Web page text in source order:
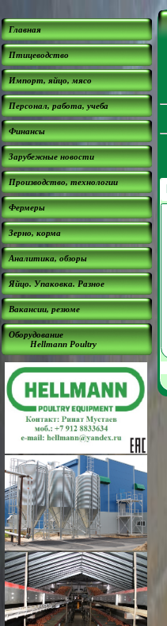
Главная
Птицеводство
Импорт, яйцо, мясо
Персонал, работа, учеба
Финансы
Зарубежные новости
Производство, технологии
Фермеры
Зерно, корма
Аналитика, обзоры
Яйцо. Упаковка. Разное
Вакансии, резюме
Оборудование
Hellmann Poultry